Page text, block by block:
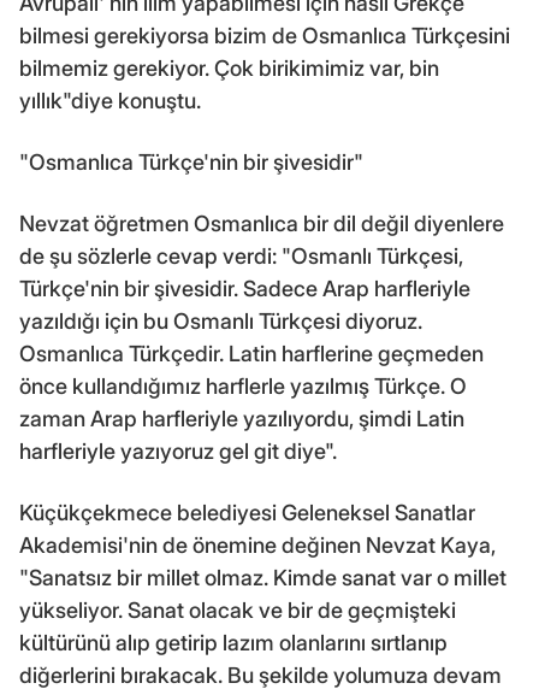
bilmesi gerekiyorsa bizim de Osmanlıca Türkçesini
bilmemiz gerekiyor. Çok birikimimiz var, bin
yıllık"diye konuştu.
"Osmanlıca Türkçe'nin bir şivesidir"
Nevzat öğretmen Osmanlıca bir dil değil diyenlere
de şu sözlerle cevap verdi: "Osmanlı Türkçesi,
Türkçe'nin bir şivesidir. Sadece Arap harfleriyle
yazıldığı için bu Osmanlı Türkçesi diyoruz.
Osmanlıca Türkçedir. Latin harflerine geçmeden
önce kullandığımız harflerle yazılmış Türkçe. O
zaman Arap harfleriyle yazılıyordu, şimdi Latin
harfleriyle yazıyoruz gel git diye".
Küçükçekmece belediyesi Geleneksel Sanatlar
Akademisi'nin de önemine değinen Nevzat Kaya,
"Sanatsız bir millet olmaz. Kimde sanat var o millet
yükseliyor. Sanat olacak ve bir de geçmişteki
kültürünü alıp getirip lazım olanlarını sırtlanıp
diğerlerini bırakacak. Bu şekilde yolumuza devam